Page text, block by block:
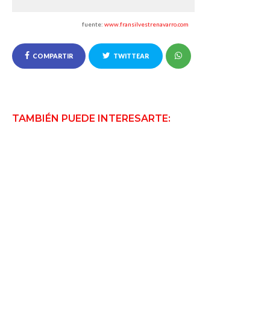
fuente: www.fransilvestrenavarro.com
COMPARTIR TWITTEAR
TAMBIÉN PUEDE INTERESARTE: